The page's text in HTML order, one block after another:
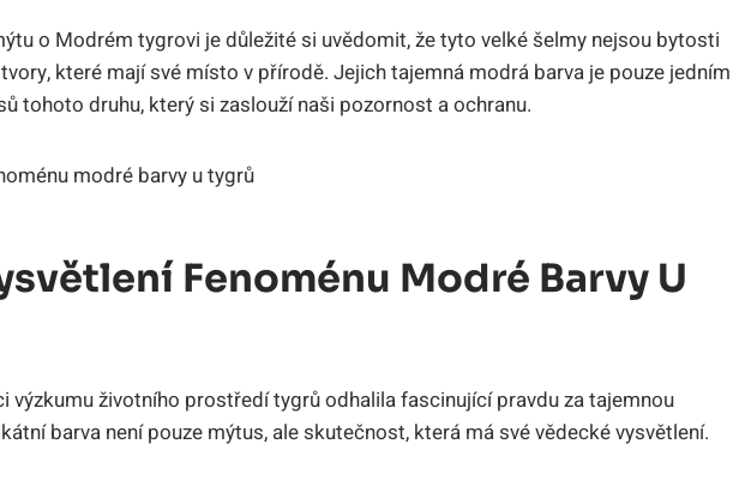
o Modrém tygrovi je důležité si uvědomit, že tyto velké šelmy nejsou bytosti
které mají své místo v přírodě. Jejich tajemná modrá barva je pouze jedním
tohoto druhu, který si zaslouží naši pozornost a ochranu.
Fenoménu Modré Barvy U
výzkumu životního prostředí tygrů odhalila fascinující pravdu za tajemnou
barva není pouze mýtus, ale skutečnost, která má své vědecké vysvětlení.